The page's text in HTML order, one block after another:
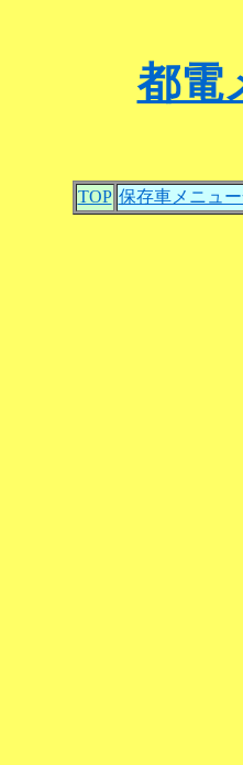
都電
TOP 保存車メニュ